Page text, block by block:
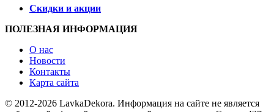
Скидки и акции
ПОЛЕЗНАЯ ИНФОРМАЦИЯ
О нас
Новости
Контакты
Карта сайта
© 2012-2026 LavkaDekora. Информация на сайте не является